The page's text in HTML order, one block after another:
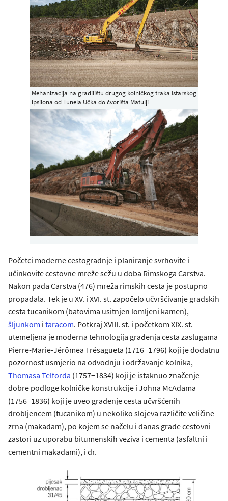
Mehanizacija na gradilištu drugog kolničkog traka Istarskog
ipsilona od Tunela Učka do čvorišta Matulji
Početci moderne cestogradnje i planiranje svrhovite i
učinkovite cestovne mreže sežu u doba Rimskoga Carstva.
Nakon pada Carstva (476) mreža rimskih cesta je postupno
propadala. Tek je u XV. i XVI. st. započelo učvršćivanje gradskih
cesta tucanikom (batovima usitnjen lomljeni kamen),
šljunkom i taracom. Potkraj XVIII. st. i početkom XIX. st.
utemeljena je moderna tehnologija građenja cesta zaslugama
Pierre-Marie-Jérômea Trésagueta (1716−1796) koji je dodatnu
pozornost usmjerio na odvodnju i održavanje kolnika,
Thomasa Telforda (1757−1834) koji je istaknuo značenje
dobre podloge kolničke konstrukcije i Johna McAdama
(1756−1836) koji je uveo građenje cesta učvršćenih
drobljencem (tucanikom) u nekoliko slojeva različite veličine
zrna (makadam), po kojem se načelu i danas grade cestovni
zastori uz uporabu bitumenskih veziva i cementa (asfaltni i
cementni makadami), i dr.